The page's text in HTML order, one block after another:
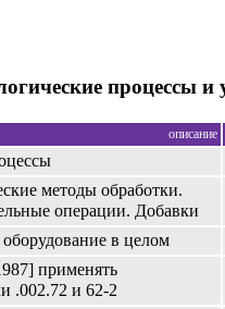
процессы и
описание
методы обработки.
операции. Добавки
в целом
применять
.002.72 и 62-2